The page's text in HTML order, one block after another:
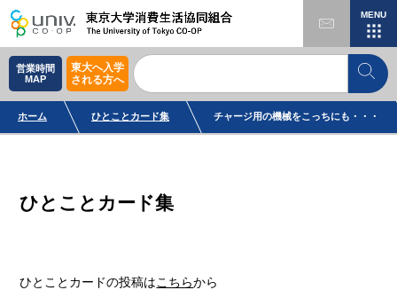
MENU
営業時間
MAP
東大へ入学
される方へ
ホーム ひとことカード集 チャージ用の機械をこっちにも・・・
ひとことカード集
ひとことカードの投稿はこちらから